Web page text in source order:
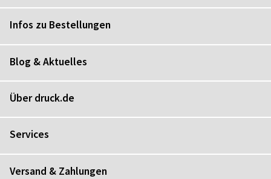
Infos zu Bestellungen
Blog & Aktuelles
Über druck.de
Services
Versand & Zahlungen